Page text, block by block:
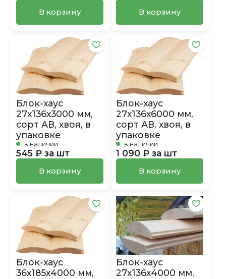
В корзину В корзину
Блок-хаус
27х136х3000 мм,
сорт АВ, хвоя, в
упаковке
в наличии
545 ₽ за шт
В корзину
Блок-хаус
27х136х6000 мм,
сорт АВ, хвоя, в
упаковке
в наличии
1 090 ₽ за шт
В корзину
Блок-хаус
36х185х4000 мм,
Блок-хаус
27х136х4000 мм,